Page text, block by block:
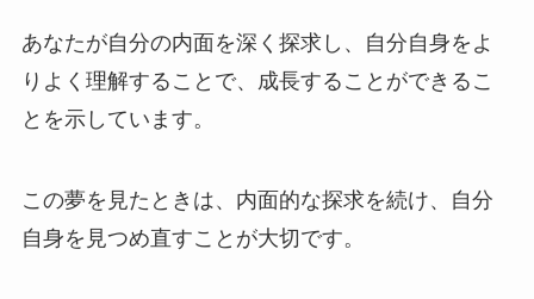
あなたが自分の内面を深く探求し、自分自身をよ
りよく理解することで、成長することができるこ
とを示しています。
この夢を見たときは、内面的な探求を続け、自分
自身を見つめ直すことが大切です。